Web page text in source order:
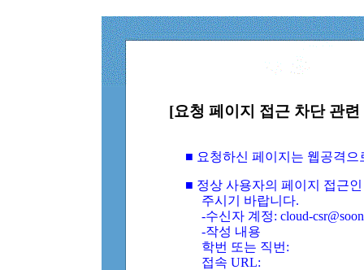
[요청 페이지 접근 차단 관
■ 요청하신 페이지는 웹공격
■ 정상 사용자의 페이지 접근
주시기 바랍니다.
-수신자 계정: cloud-
-작성 내용
학번 또는 직번:
접속 URL: